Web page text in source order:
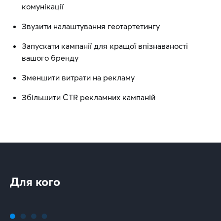
комунікації
Звузити налаштування геотартетингу
Запускати кампанії для кращої впізнаваності
вашого бренду
Зменшити витрати на рекламу
Збільшити CTR рекламних кампаній
Для кого